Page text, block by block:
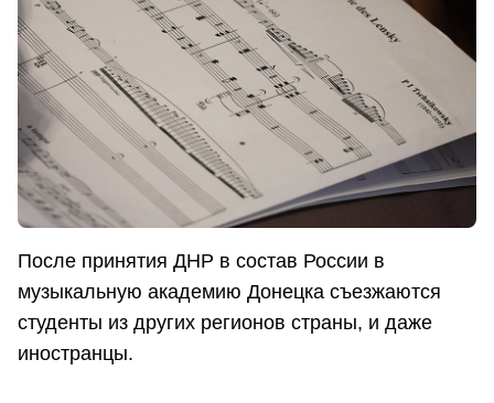
После принятия ДНР в состав России в
музыкальную академию Донецка съезжаются
студенты из других регионов страны, и даже
иностранцы.